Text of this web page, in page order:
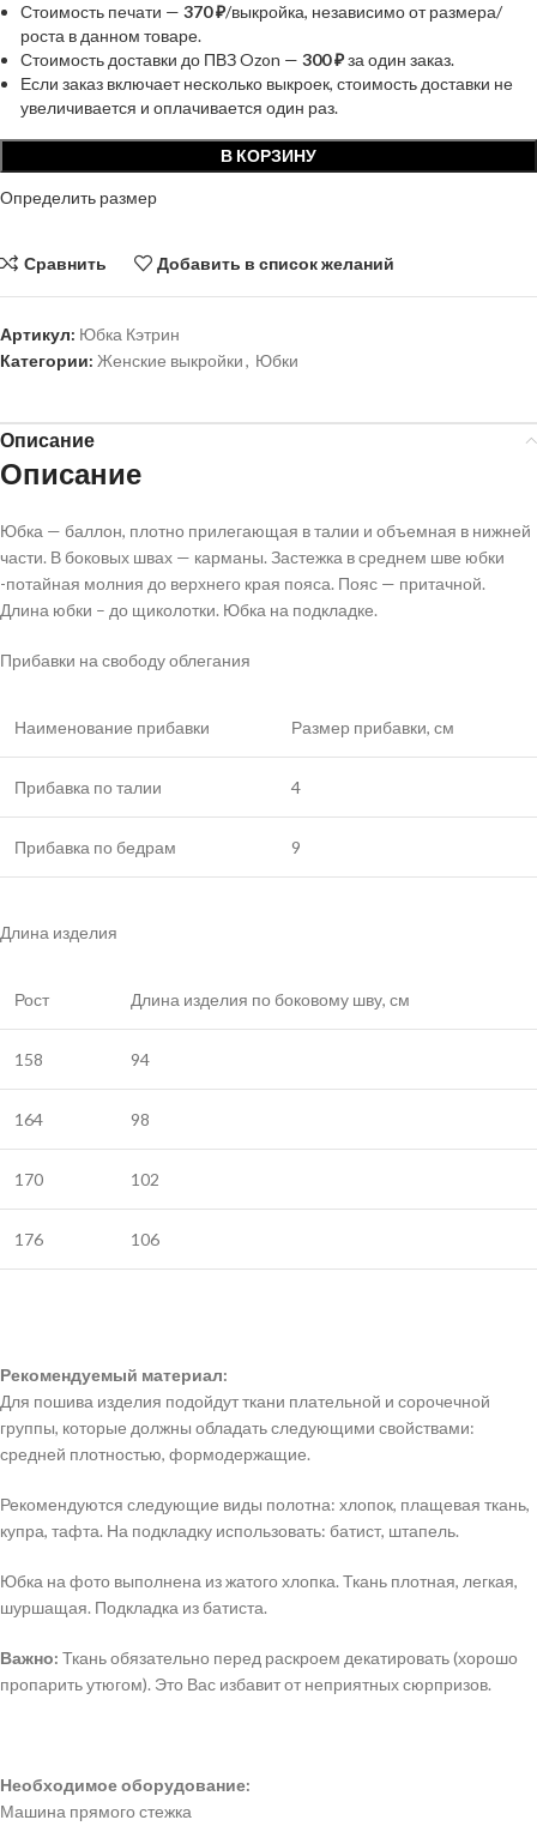
Стоимость печати — 370 ₽/выкройка, независимо от размера/
роста в данном товаре.
Стоимость доставки до ПВЗ Ozon — 300 ₽за один заказ.
Если заказ включает несколько выкроек, стоимость доставки не
увеличивается и оплачивается один раз.
В КОРЗИНУ
Определить размер
Сравнить Добавить в список желаний
Артикул: Юбка Кэтрин
Категории: Женские выкройки, Юбки
Описание
Описание
Юбка — баллон, плотно прилегающая в талии и объемная в нижней
части. В боковых швах — карманы. Застежка в среднем шве юбки
-потайная молния до верхнего края пояса. Пояс — притачной.
Длина юбки – до щиколотки. Юбка на подкладке.
Прибавки на свободу облегания
Наименование прибавки Размер прибавки, см
Прибавка по талии 4
Прибавка по бедрам 9
Длина изделия
Рост Длина изделия по боковому шву, см
158 94
164 98
170 102
176 106
Рекомендуемый материал:
Для пошива изделия подойдут ткани плательной и сорочечной
группы, которые должны обладать следующими свойствами:
средней плотностью, формодержащие.
Рекомендуются следующие виды полотна: хлопок, плащевая ткань,
купра, тафта. На подкладку использовать: батист, штапель.
Юбка на фото выполнена из жатого хлопка. Ткань плотная, легкая,
шуршащая. Подкладка из батиста.
Важно: Ткань обязательно перед раскроем декатировать (хорошо
пропарить утюгом). Это Вас избавит от неприятных сюрпризов.
Необходимое оборудование:
Машина прямого стежка